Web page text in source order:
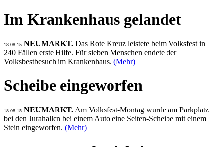
Im Krankenhaus gelandet
18.08.15 NEUMARKT. Das Rote Kreuz leistete beim Volksfest in
240 Fällen erste Hilfe. Für sieben Menschen endete der
Volksbestbesuch im Krankenhaus. (Mehr)
Scheibe eingeworfen
18.08.15 NEUMARKT. Am Volksfest-Montag wurde am Parkplatz
bei den Jurahallen bei einem Auto eine Seiten-Scheibe mit einem
Stein eingeworfen. (Mehr)